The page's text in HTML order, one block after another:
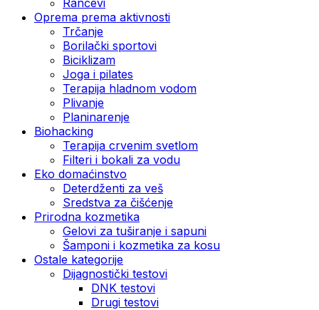
Oprema prema aktivnosti
Trčanje
Borilački sportovi
Biciklizam
Joga i pilates
Terapija hladnom vodom
Plivanje
Planinarenje
Biohacking
Terapija crvenim svetlom
Filteri i bokali za vodu
Eko domaćinstvo
Deterdženti za veš
Sredstva za čišćenje
Prirodna kozmetika
Gelovi za tuširanje i sapuni
Šamponi i kozmetika za kosu
Ostale kategorije
Dijagnostički testovi
DNK testovi
Drugi testovi